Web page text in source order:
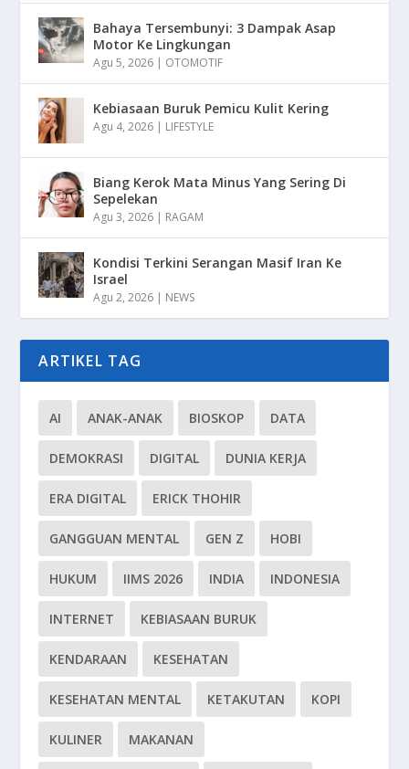
Bahaya Tersembunyi: 3 Dampak Asap
Motor Ke Lingkungan
Agu 5, 2026 | OTOMOTIF
Kebiasaan Buruk Pemicu Kulit Kering
Agu 4, 2026 | LIFESTYLE
Biang Kerok Mata Minus Yang Sering Di
Sepelekan
Agu 3, 2026 | RAGAM
Kondisi Terkini Serangan Masif Iran Ke
Israel
Agu 2, 2026 | NEWS
ARTIKEL TAG
AI ANAK-ANAK BIOSKOP DATA
DEMOKRASI DIGITAL DUNIA KERJA
ERA DIGITAL ERICK THOHIR
GANGGUAN MENTAL GEN Z HOBI
HUKUM IIMS 2026 INDIA INDONESIA
INTERNET KEBIASAAN BURUK
KENDARAAN KESEHATAN
KESEHATAN MENTAL KETAKUTAN KOPI
KULINER MAKANAN